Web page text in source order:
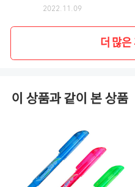
2022.11.09
더 많은
이 상품과 같이 본 상품